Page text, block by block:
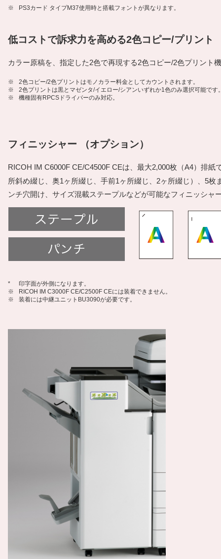
※ PS3カード タイプM37使用時と搭載フォントが異なります。
低コストで訴求力を高める2色コピー/プリント
カラー原稿を、指定した2色で再現する2色コピー/2色プリン
※
2色コピー/2色プリントはモノカラー料金としてカウントされます。
※
2色プリントは黒とマゼンタ/イエロー/シアンいずれか1色のみ選択可能です
※
機種固有RPCSドライバーのみ対応。
フィニッシャー （オプション）
RICOH IM C6000F CE/C4500F CEは、最大2,000枚（A4）排
所斜め綴じ、奥1ヶ所綴じ、手前1ヶ所綴じ、2ヶ所綴じ）、5枚
ンチ穴開け、サイズ混載ステープルなどが可能なフィニッシャ
*
印字面が外側になります。
※
RICOH IM C3000F CE/C2500F CEには装着できません。
※
装着には中継ユニットBU3090が必要です。